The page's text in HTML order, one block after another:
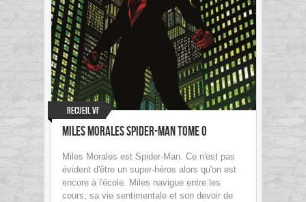
Recueil VF
Miles Morales Spider-Man Tome 0
Miles Morales est Spider-Man. Ce n'est pas
évident d'être un super-héros alors qu'on est
encore à l'école. Miles navigue entre les
cours, sa vie sentimentale et son devoir de